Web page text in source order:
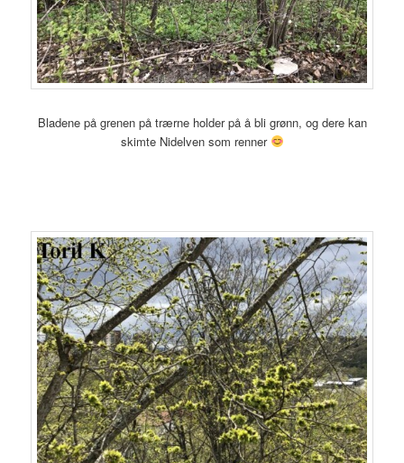
Bladene på grenen på trærne holder på å bli grønn, og dere kan
skimte Nidelven som renner